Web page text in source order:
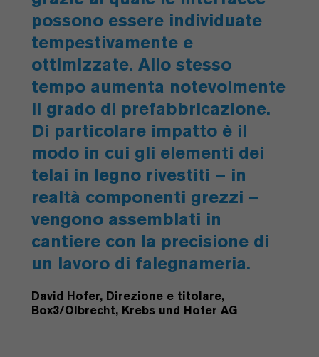
possono essere individuate
tempestivamente e
ottimizzate. Allo stesso
tempo aumenta notevolmente
il grado di prefabbricazione.
Di particolare impatto è il
modo in cui gli elementi dei
telai in legno rivestiti – in
realtà componenti grezzi –
vengono assemblati in
cantiere con la precisione di
un lavoro di falegnameria.
David Hofer, Direzione e titolare,
Box3/Olbrecht, Krebs und Hofer AG